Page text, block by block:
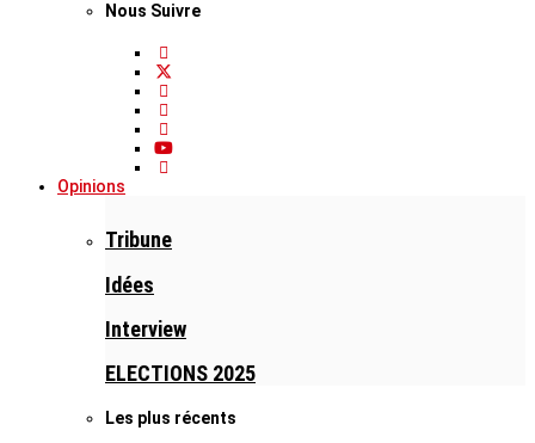
Nous Suivre
Opinions
Tribune
Idées
Interview
ELECTIONS 2025
Les plus récents